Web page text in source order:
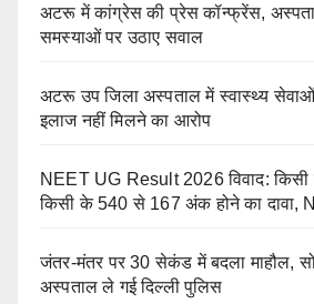
अटरू में कांग्रेस की प्रेस कॉन्फ्रेंस,
समस्याओं पर उठाए सवाल
अटरू उप जिला अस्पताल में स्वास्थ्य
इलाज नहीं मिलने का आरोप
NEET UG Result 2026 विवाद:
किसी के 540 से 167 अंक होने का दावा,
जंतर-मंतर पर 30 सेकंड में बदला माहौल,
अस्पताल ले गई दिल्ली पुलिस